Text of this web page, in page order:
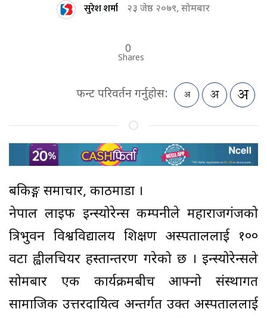
सुरेश शर्मा २३ जेष्ठ २०७९, सोमबार
0
Shares
फन्ट परिवर्तन गर्नुहोस:
बैंकिङ्ग समाचार, काठमाडौं ।
नेपाल लाइफ इन्स्योरेन्स कम्पनीले महाराजगंजको
त्रिभुवन विश्वविद्यालय शिक्षण अस्पताललाई १००
वटा ह्वीलचियर हस्तान्तरण गरेको छ । इन्स्योरेन्सले
सोमबार एक कार्यक्रमबीच आफ्नो संस्थागत
सामाजिक उत्तरदायित्व अन्तर्गत उक्त अस्पताललाई